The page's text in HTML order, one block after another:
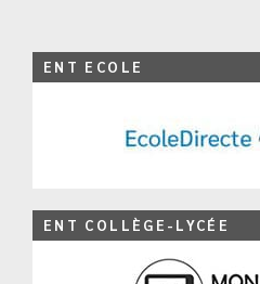
ENT ECOLE
ENT COLLÈGE-LYCÉE